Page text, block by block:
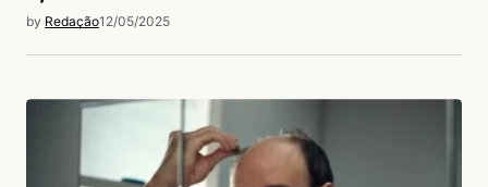
by Redação12/05/2025